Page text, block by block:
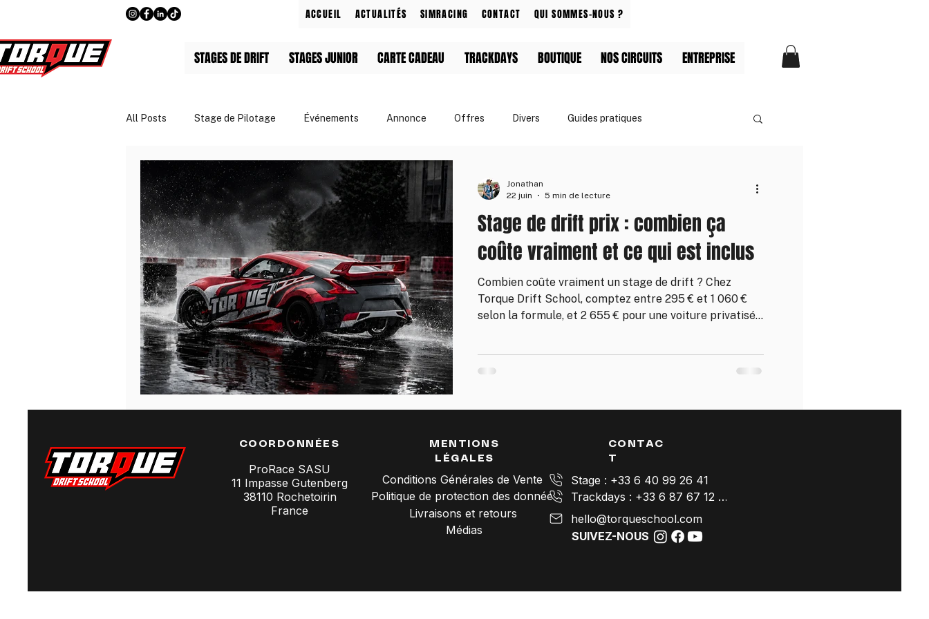
ACCUEIL ACTUALITÉS SIMRACING CONTACT QUI SOMMES-NOUS ?
STAGES DE DRIFT STAGES JUNIOR CARTE CADEAU TRACKDAYS BOUTIQUE NOS CIRCUITS ENTREPRISE
All Posts Stage de Pilotage Événements Annonce Offres Divers Guides pratiques
Guides & Tarifs Entreprises & Événements Apprendre le drift
Stage de drift prix : combien ça
coûte vraiment et ce qui est inclus
Combien coûte vraiment un stage de drift ? Chez
Torque Drift School, comptez entre 295 € et 1 060 €
selon la formule, et 2 655 € pour une voiture privatisée
instructeur BPJEPS à vos côtés. Voici le détail des prix,
Jonathan
22 juin
5 min de lecture
COORDONNÉES
ProRace SASU
11 Impasse Gutenberg
38110 Rochetoirin
France
MENTIONS
LÉGALES
Conditions Générales de Vente
Politique de protection des données
Livraisons et retours
Médias
CONTAC
T
Stage : +33 6 40 99 26 41
Trackdays : +33 6 87 67 12 94
hello@torqueschool.com
SUIVEZ-NOUS